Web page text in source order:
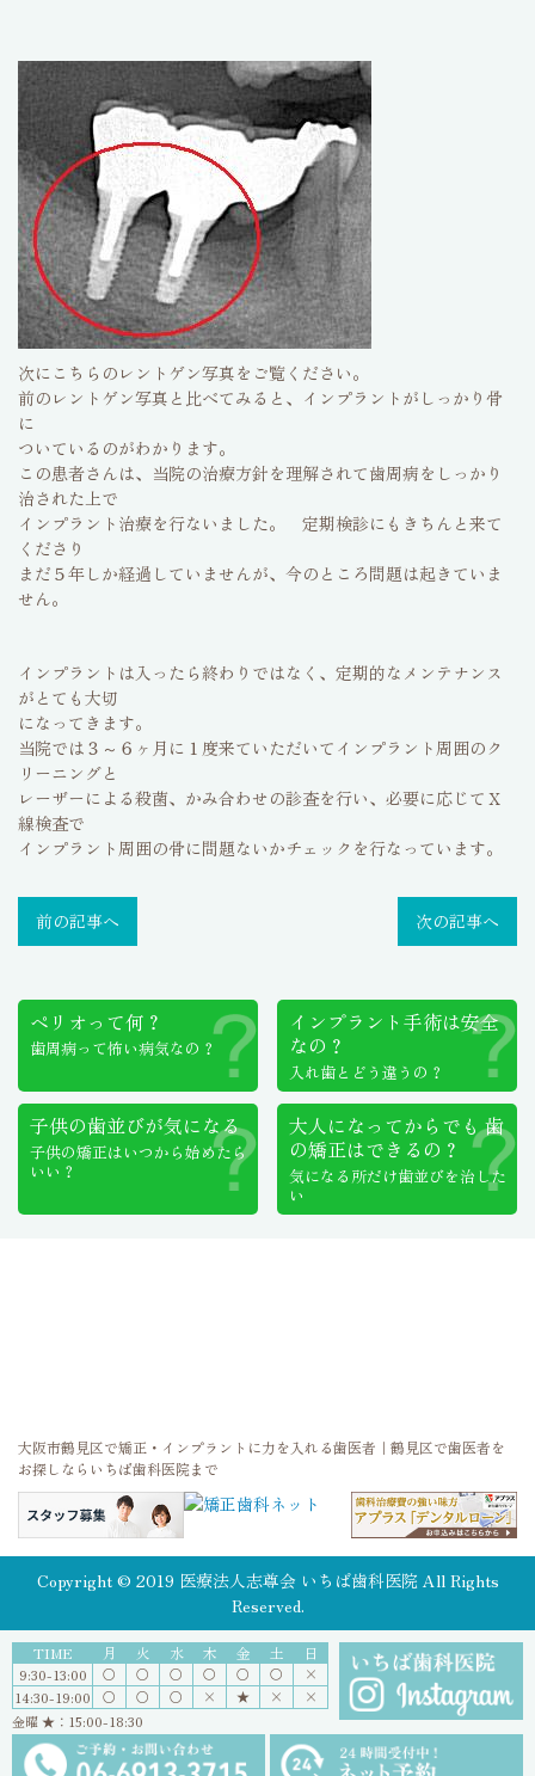
次にこちらのレントゲン写真をご覧ください。
前のレントゲン写真と比べてみると、インプラントがしっかり骨
に
ついているのがわかります。
この患者さんは、当院の治療方針を理解されて歯周病をしっかり
治された上で
インプラント治療を行ないました。 定期検診にもきちんと来て
くださり
まだ５年しか経過していませんが、今のところ問題は起きていま
せん。
インプラントは入ったら終わりではなく、定期的なメンテナンス
がとても大切
になってきます。
当院では３～６ヶ月に１度来ていただいてインプラント周囲のク
リーニングと
レーザーによる殺菌、かみ合わせの診査を行い、必要に応じてＸ
線検査で
インプラント周囲の骨に問題ないかチェックを行なっています。
前の記事へ 次の記事へ
ペリオって何？
歯周病って怖い病気なの？
インプラント手術は安全
なの？
入れ歯とどう違うの？
子供の歯並びが気になる
子供の矯正はいつから始めたら
いい？
大人になってからでも歯
の矯正はできるの？
気になる所だけ歯並びを治した
い
TIME 月 火 水 木 金 土 日
9:30-13:00 ○ ○ ○ 〇 ○ 〇
×
14:30-19:00
○ ○ ○ × ★ ×
×
金曜 ★：15:00-18:30
大阪市鶴見区で矯正・インプラントに力を入れる歯医者｜鶴見区で歯医者を
お探しならいちば歯科医院まで
Copyright © 2019 医療法人志尊会 いちば歯科医院 All Rights
Reserved.